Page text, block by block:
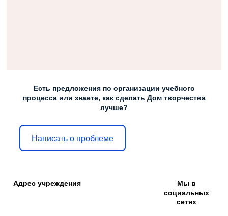
Есть предложения по организации учебного
процесса или знаете, как сделать Дом творчества
лучше?
Написать о проблеме
Адрес учреждения
Мы в
социальных
сетях